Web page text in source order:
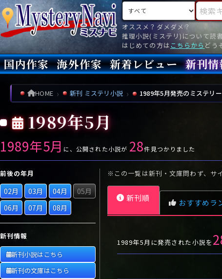
オススメ？ダメダメ？
推理小説(ミステリ)について読
はじめての方は こちらから どう
検索対象 検索キー
国内作家
あ行 あ い う え
お
か行
か き く け
こ
さ行
さ し す せ
た行
た ち
な行
な に ぬ ね
の
は行
は ひ ふ
ま行
ま み む
も
や行
や ゆ
ら行
ろ
わ行
わ
海外作家
ア行 ア イ ウ エ
オ
カ行
カ キ ク ケ
コ
サ行
サ
ツ
ナ行
ナ ニ ヌ ネ
ノ
ハ行
ハ
マ行
マ ミ ム
モ
ヤ行
ヤ
リ ル レ
ロ
ワ行
ワ
新着レビュー 新刊情
新刊情
文庫新
新刊高
今月(8
先月(7
先々
HOME 新刊 ミステリ小説 1989年5月発売のミステリ
1989年5月
1989年5月 に、公開された小説が 28件見つかりました
前後の年月
02月 03月 04月
05月
06月
07月 08月
新刊情報
新刊小説はこちら
新刊の文庫はこちら
※この一覧は新刊・文庫問わず、サ
新刊順 おすすめラ
1989年5月に発売された小説を